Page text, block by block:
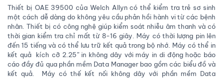
Thiết bị OAE 39500 của Welch Allyn có thể kiểm tra trẻ sơ sinh
một cách dễ dàng do không yêu cầu phản hồi hành vi từ các bệnh
nhân. Thiết bị có công nghệ giúp kiểm soát nhiễu âm thanh và có
thời gian kiểm tra chỉ mất từ 8-16 giây. Máy có thời lượng pin lên
đến 15 tiếng và có thể lưu trữ kết quả trong bộ nhớ. Máy có thể in
kết quả kích cỡ 2.25” in không dây với máy in di động hoặc báo
cáo đầy đủ qua phần mềm Data Manager bao gồm các biểu đồ và
kết quả. Máy có thế kết nối không dây với phần mềm Data